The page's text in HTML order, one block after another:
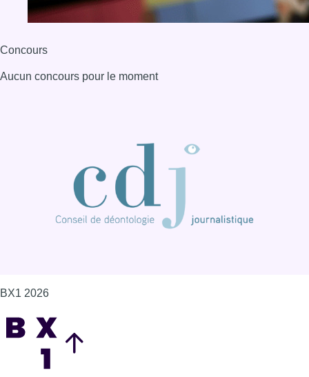
Concours
Aucun concours pour le moment
BX1 2026